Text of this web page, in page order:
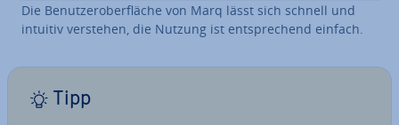
Die Be­nut­zer­ober­flä­che von Marq lässt sich schnell und
intuitiv verstehen, die Nutzung ist ent­spre­chend einfach.
Tipp